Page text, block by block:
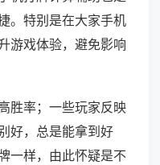
。特别是在大家手机
游戏体验，避免影响
胜率；一些玩家反映
好，总是能拿到好
一样，由此怀疑是不